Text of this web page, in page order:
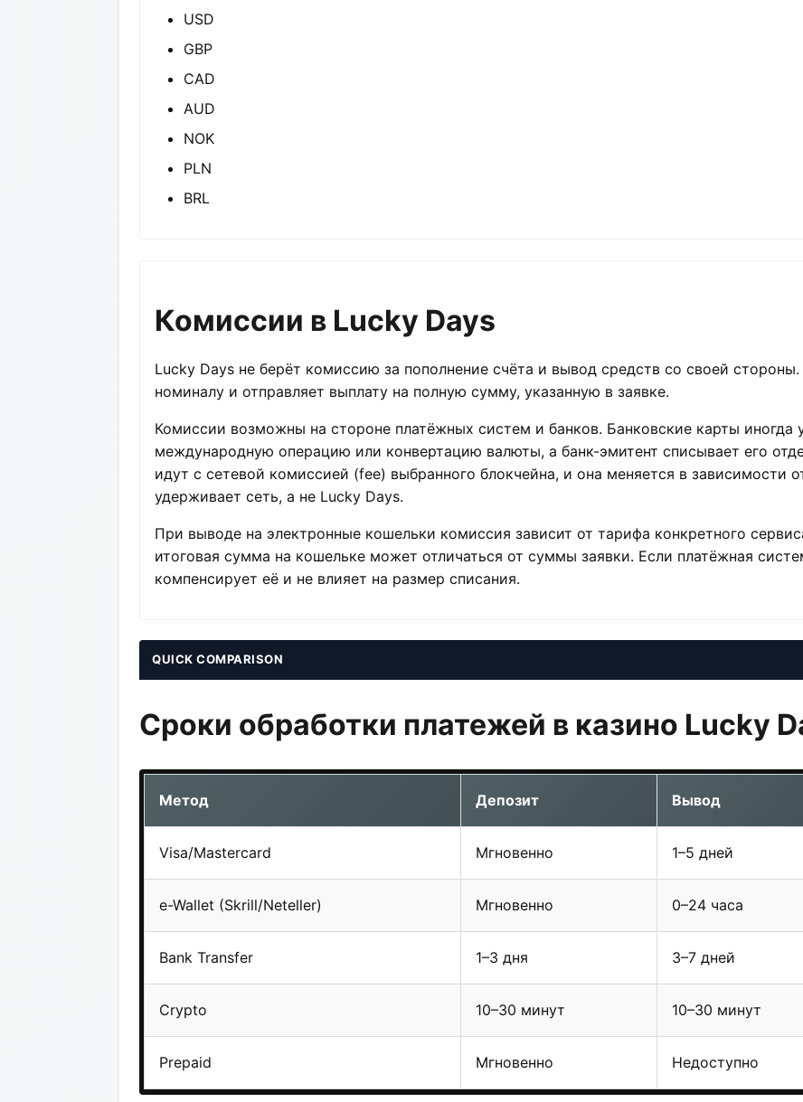
USD
GBP
CAD
AUD
NOK
PLN
BRL
Комиссии в Lucky Days
Lucky Days не берёт комиссию за пополнение счёта и вывод средств со своей стороны.
номиналу и отправляет выплату на полную сумму, указанную в заявке.
Комиссии возможны на стороне платёжных систем и банков. Банковские карты иногда
международную операцию или конвертацию валюты, а банк-эмитент списывает его
идут с сетевой комиссией (fee) выбранного блокчейна, и она меняется в зависимости
удерживает сеть, а не Lucky Days.
При выводе на электронные кошельки комиссия зависит от тарифа конкретного
итоговая сумма на кошельке может отличаться от суммы заявки. Если платёжная
компенсирует её и не влияет на размер списания.
QUICK COMPARISON
Сроки обработки платежей в казино Lucky
Метод Депозит Вывод
Visa/Mastercard Мгновенно 1–5 дней
e-Wallet (Skrill/Neteller) Мгновенно 0–24 часа
Bank Transfer 1–3 дня 3–7 дней
Crypto 10–30 минут 10–30 минут
Prepaid Мгновенно Недоступно